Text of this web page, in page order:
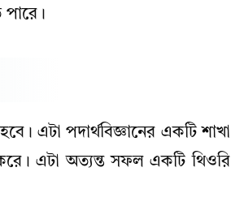
পারে।
এটা পদার্থবিজ্ঞানের একটি শাখা
এটা অত্যন্ত সফল একটি থিওরি